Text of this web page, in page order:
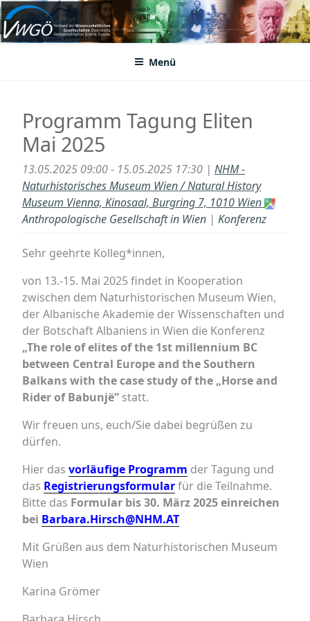
Zum
Inhalt
springenVWGÖ
Federation of Austrian Scientific Societies
Menü
Programm Tagung Eliten
Mai 2025
13.05.2025 09:00 - 15.05.2025 17:30 | NHM -
Naturhistorisches Museum Wien / Natural History
Museum Vienna, Kinosaal, Burgring 7, 1010 Wien
Anthropologische Gesellschaft in Wien | Konferenz
Sehr geehrte Kolleg*innen,
von 13.-15. Mai 2025 findet in Kooperation
zwischen dem Naturhistorischen Museum Wien,
der Albanische Akademie der Wissenschaften und
der Botschaft Albaniens in Wien die Konferenz
„The role of elites of the 1st millennium BC
between Central Europe and the Southern
Balkans with the case study of the „Horse and
Rider of Babunjë” statt.
Wir freuen uns, euch/Sie dabei begrüßen zu
dürfen.
Hier das vorläufige Programm der Tagung und
das Registrierungsformularfür die Teilnahme.
Bitte das Formular bis 30. März 2025 einreichen
bei Barbara.Hirsch@NHM.AT
Mit Grüßen aus dem Naturhistorischen Museum
Wien
Karina Grömer